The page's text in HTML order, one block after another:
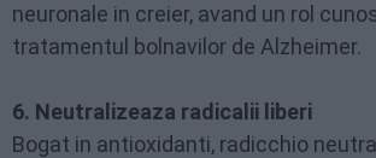
neuronale in creier, avand un rol
tratamentul bolnavilor de Alzheimer.
6. Neutralizeaza radicalii liberi
Bogat in antioxidanti, radicchio